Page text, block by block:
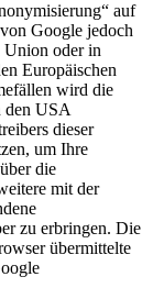
auf
Google jedoch
Union oder in
Europäischen
wird die
den USA
dieser
um Ihre
die
mit der
zu erbringen. Die
übermittelte